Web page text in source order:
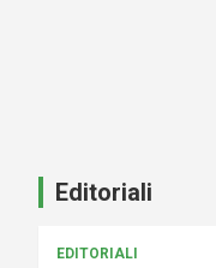
Editoriali
EDITORIALI